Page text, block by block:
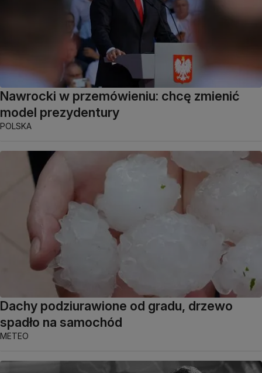
Nawrocki w przemówieniu: chcę zmienić
model prezydentury
POLSKA
Dachy podziurawione od gradu, drzewo
spadło na samochód
METEO